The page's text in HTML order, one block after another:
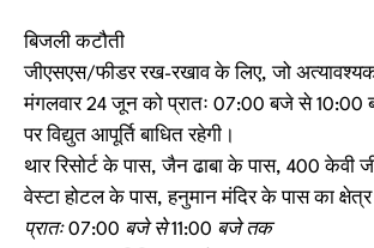
बिजली कटौती
जीएसएस/फीडर रख-रखाव के लिए, जो
मंगलवार 24 जून को प्रातः 07:00 बजे से 10:00
पर विद्युत आपूर्ति बाधित रहेगी।
थार रिसोर्ट के पास, जैन ढाबा के पास, 400 केवी
वेस्टा होटल के पास, हनुमान मंदिर के पास का क्षेत्र।
प्रातः 07:00 बजे से 11:00 बजे तक